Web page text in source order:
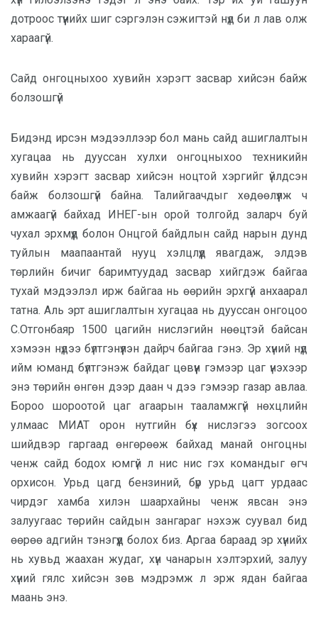
дотроос түүнийх шиг сэргэлэн сэжигтэй нүд би л лав олж
хараагүй.
Сайд онгоцныхоо хувийн хэрэгт засвар хийсэн байж
болзошгүй
Бидэнд ирсэн мэдээллээр бол мань сайд ашиглалтын
хугацаа нь дууссан хулхи онгоцныхоо техникийн
хувийн хэрэгт засвар хийсэн ноцтой хэргийг үйлдсэн
байж болзошгүй байна. Талийгаачдыг хөдөөлүүлж ч
амжаагүй байхад ИНЕГ-ын орой толгойд заларч буй
чухал эрхмүүд болон Онцгой байдлын сайд нарын дунд
туйлын маапаантай нууц хэлцлүүд явагдаж, элдэв
төрлийн бичиг баримтуудад засвар хийгдэж байгаа
тухай мэдээлэл ирж байгаа нь өөрийн эрхгүй анхаарал
татна. Аль эрт ашиглалтын хугацаа нь дууссан онгоцоо
С.Отгонбаяр 1500 цагийн нислэгийн нөөцтэй байсан
хэмээн нүдээ бүлтгэнүүлэн дайрч байгаа гэнэ. Эр хүний нүд
ийм юманд бүлтгэнэж байдаг цөвүүн гэмээр цаг үнэхээр
энэ төрийн өнгөн дээр даан ч дээ гэмээр газар авлаа.
Бороо шороотой цаг агаарын тааламжгүй нөхцлийн
улмаас МИАТ орон нутгийн бүх нислэгээ зогсоох
шийдвэр гаргаад өнгөрөөж байхад манай онгоцны
ченж сайд бодох юмгүй л нис нис гэх командыг өгч
орхисон. Урьд цагд бензиний, бүр урьд цагт урдаас
чирдэг хамба хилэн шаархайны ченж явсан энэ
залуугаас төрийн сайдын зангараг нэхэж суувал бид
өөрөө адгийн тэнэгүүд болох биз. Аргаа бараад эр хүнийх
нь хувьд жаахан жудаг, хүн чанарын хэлтэрхий, залуу
хүний гялс хийсэн зөв мэдрэмж л эрж ядан байгаа
маань энэ.